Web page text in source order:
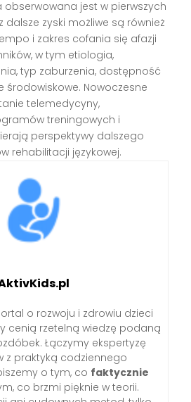
obserwowana jest w pierwszych
dalsze zyski możliwe są również
i zakres cofania się afazji
w tym etiologia,
typ zaburzenia, dostępność
środowiskowe. Nowoczesne
telemedycyny,
treningowych i
perspektywy dalszego
rehabilitacji językowej.
o rozwoju i zdrowiu dzieci
cenią rzetelną wiedzę podaną
Łączymy ekspertyzę
z praktyką codziennego
o tym, co faktycznie
co brzmi pięknie w teorii.